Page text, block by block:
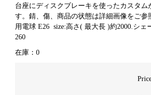
台座にディスクブレーキを使ったカスタム
す。錆、傷、商品の状態は詳細画像をご参
用電球 E26 size:高さ( 最大長 )約2000.シェ
260
在庫：0